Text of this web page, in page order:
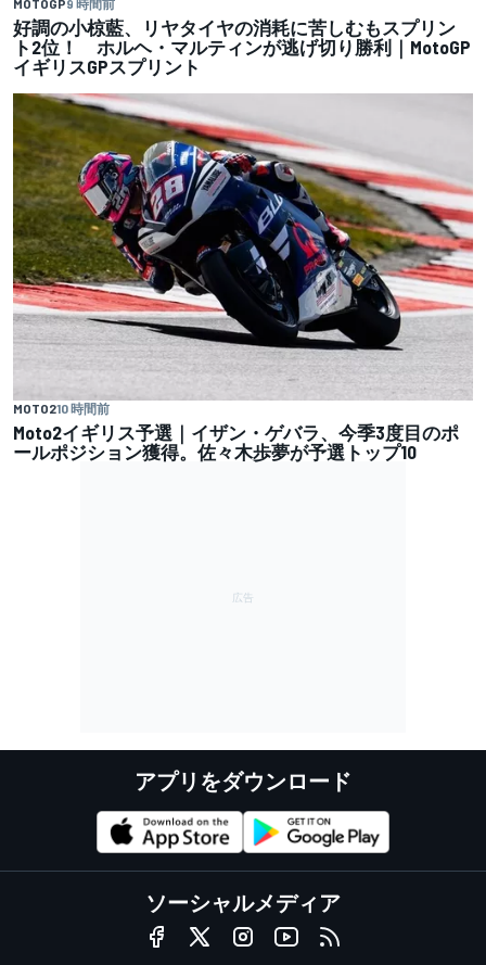
MOTOGP9 時間前
好調の小椋藍、リヤタイヤの消耗に苦しむもスプリン
ト2位！ ホルヘ・マルティンが逃げ切り勝利｜MotoGP
イギリスGPスプリント
MOTO210 時間前
Moto2イギリス予選｜イザン・ゲバラ、今季3度目のポ
ールポジション獲得。佐々木歩夢が予選トップ10
アプリをダウンロード
ソーシャルメディア